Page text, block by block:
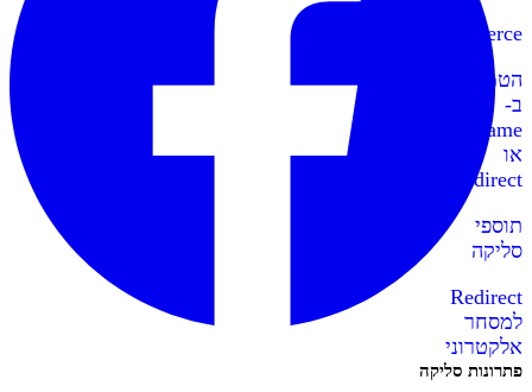
WooCommerce
הטמעה
ב-
IFrame
או
Redirect
תוספי
סליקה
Redirect
למסחר
אלקטרוני
פתרונות סליקה